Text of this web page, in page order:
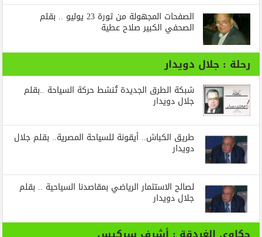
الصفحات المجهولة من ثورة 23 يوليو .. بقلم
الصحفي الكبير صلاح عطية
رحلة : جلال دويدار
شبكة الطرق الجديدة تُنشط حركة السياحة ..بقلم
جلال دويدار
طريق الكباش.. أيقونة للسياحة المصرية.. بقلم جلال
دويدار
لصالح الاستثمار الرياضي بمقاصدنا السياحية .. بقلم
جلال دويدار